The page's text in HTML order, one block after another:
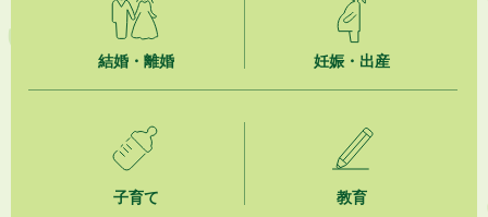
「お茶を知る・体験する講座」を開催します
結婚・離婚 妊娠・出産
子育て 教育